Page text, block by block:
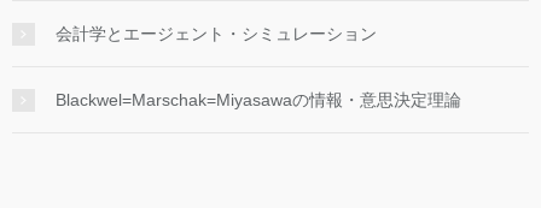
会計学とエージェント・シミュレーション
Blackwel=Marschak=Miyasawaの情報・意思決定理論